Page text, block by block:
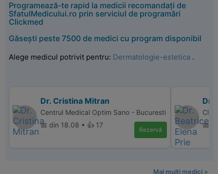
Programează-te rapid la medicii recomandați de
SfatulMedicului.ro prin serviciul de programări
Clickmed
Găsești peste 7500 de medici cu program disponibil
Alege medicul potrivit pentru: Dermatologie-estetica .
Dr. Cristina Mitran
Centrul Medical Optim Sano - Bucuresti
📅 din 18.08 • 👍 17
Rezervă
Dr.
📅
Mai multi medici >